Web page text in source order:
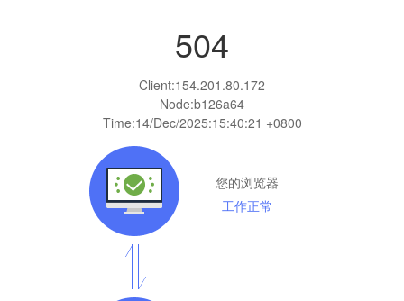
504
Client:154.201.80.172
Node:b126a64
Time:14/Dec/2025:15:40:21 +0800
您的浏览器
工作正常